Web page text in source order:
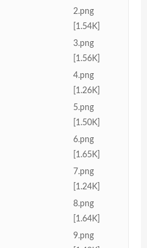
2.png
[1.54K]
3.png
[1.56K]
4.png
[1.26K]
5.png
[1.50K]
6.png
[1.65K]
7.png
[1.24K]
8.png
[1.64K]
9.png